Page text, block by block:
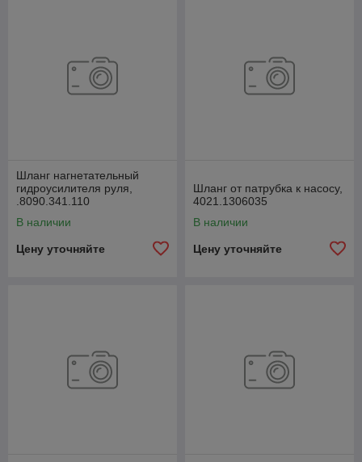
Шланг нагнетательный
гидроусилителя руля,
.8090.341.110
В наличии
Цену уточняйте
Шланг от патрубка к насосу,
4021.1306035
В наличии
Цену уточняйте